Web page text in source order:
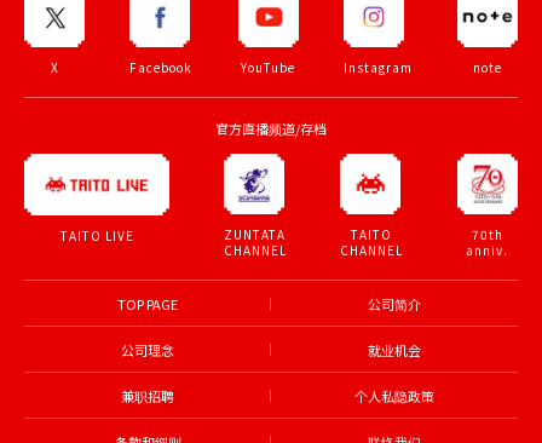
X Facebook YouTube Instagram note
官方直播频道/存档
TAITO LIVE
ZUNTATA
CHANNEL
TAITO
CHANNEL
70th
anniv.
TOP PAGE 公司简介
公司理念 就业机会
兼职招聘 个人私隐政策